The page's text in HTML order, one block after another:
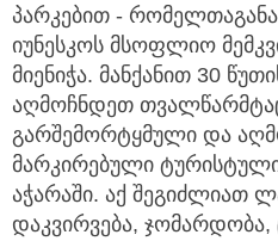
პარკებით -
იუნესკოს მსოფლიო
მიენიჭა. მანქანით 30
აღმოჩნდეთ
გარშემორტყმული და
მარკირებული
აჭარაში. აქ შეგიძლიათ
დაკვირვება, ჯომარდობა,